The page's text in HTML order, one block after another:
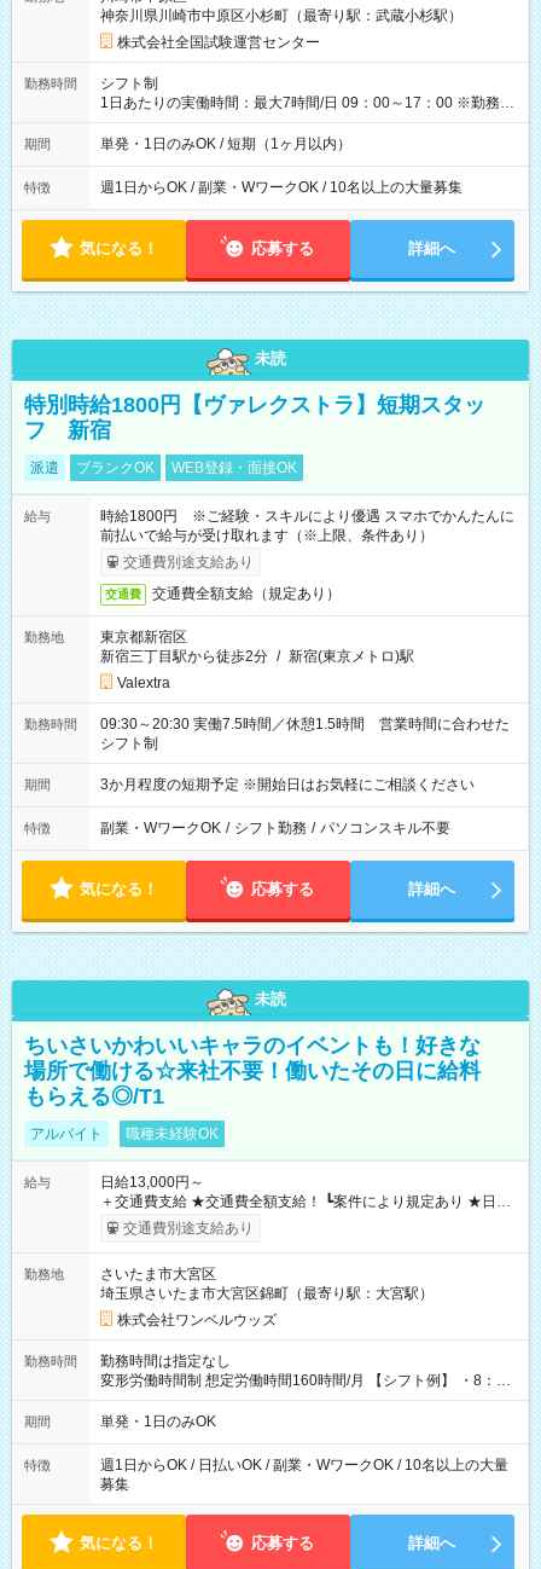
×8時間＝日収10,400円＋交通費 ※当日の役割により時給＋100
円の場合あり ・国家試験 7:00～13:30（休憩なし） 時給1,300
円（役割手当＋100円）×6時間＝日収8,400円＋交通費 【試用期
間】試用期間なし
神奈川県川崎市中原区小杉町（最寄り駅：武蔵小杉駅）
株式会社全国試験運営センター
勤務時間
シフト制
1日あたりの実働時間：最大7時間/日 09：00～17：00 ※勤務時
間は 試験により異なります。
期間 単発・1日のみOK / 短期（1ヶ月以内）
特徴 週1日からOK / 副業・WワークOK / 10名以上の大量募集
気になる！ 応募する 詳細へ
未読
特別時給1800円【ヴァレクストラ】短期スタッ
フ 新宿
派遣 ブランクOK WEB登録・面接OK
給与
時給1800円 ※ご経験・スキルにより優遇 スマホでかんたんに
前払いで給与が受け取れます（※上限、条件あり）
交通費別途支給あり
交通費 交通費全額支給（規定あり）
勤務地
東京都新宿区
新宿三丁目駅から徒歩2分 / 新宿(東京メトロ)駅
Valextra
勤務時間
09:30～20:30 実働7.5時間／休憩1.5時間 営業時間に合わせた
シフト制
期間 3か月程度の短期予定 ※開始日はお気軽にご相談ください
特徴 副業・WワークOK / シフト勤務 / パソコンスキル不要
気になる！ 応募する 詳細へ
未読
ちいさいかわいいキャラのイベントも！好きな
場所で働ける☆来社不要！働いたその日に給料
もらえる◎/T1
アルバイト 職種未経験OK
給与
日給13,000円～
＋交通費支給 ★交通費全額支給！ ┗案件により規定あり ★日払
いOK！（規定あり） ┗働いたその日に現金GET♪ お仕事後はコ
ンビニATMから 日払い分を引き落とせます！ 【試用期間】試
交通費別途支給あり
勤務地
さいたま市大宮区
埼玉県さいたま市大宮区錦町（最寄り駅：大宮駅）
株式会社ワンベルウッズ
勤務時間
勤務時間は指定なし
変形労働時間制 想定労働時間160時間/月 【シフト例】 ・8：00
～21：00
期間 単発・1日のみOK
特徴
週1日からOK / 日払いOK / 副業・WワークOK / 10名以上の大量
募集
気になる！ 応募する 詳細へ